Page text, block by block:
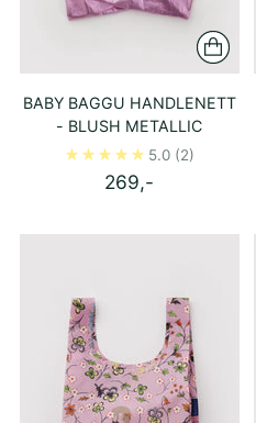
BABY BAGGU HANDLENETT
- BLUSH METALLIC
5.0 (2)
269,-